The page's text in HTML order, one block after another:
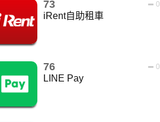
73 0
iRent自助租車
76 0
LINE Pay